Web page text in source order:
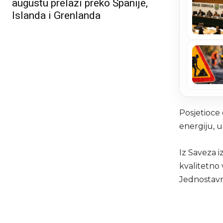
augustu prelazi preko Španije,
Islanda i Grenlanda
energiju,
Iz Saveza
kvalitetno